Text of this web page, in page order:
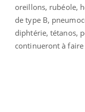
oreillons, rubéole,
de type B,
diphtérie, tétanos,
continueront à